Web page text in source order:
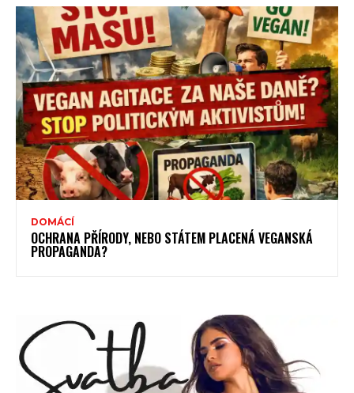
DOMÁCÍ
OCHRANA PŘÍRODY, NEBO STÁTEM PLACENÁ VEGANSKÁ
PROPAGANDA?